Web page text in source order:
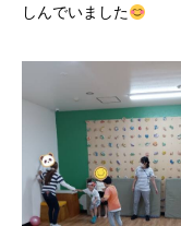
しんでいました